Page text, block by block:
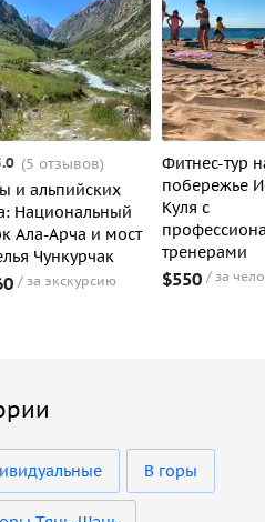
(5 отзывов)
и альпийских
Национальный
Ала-Арча и мост
Чункурчак
за экскурсию
Фитнес-тур
побережье
Куля с
тренерами
$550 за
В горы